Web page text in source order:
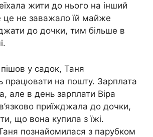
жити до нього на інший
це не заважало їй майже
до дочки, тим більше в
у садок, Таня
працювати на пошту. Зарплата
але в день зарплати Віра
приїжджала до дочки,
що вона купила з їжі.
познайомилася з парубком